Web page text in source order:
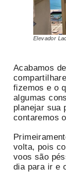
Elevador
Acabamos
fizemos e o
algumas
planejar sua
contaremos
volta, pois
voos são
dia para ir e